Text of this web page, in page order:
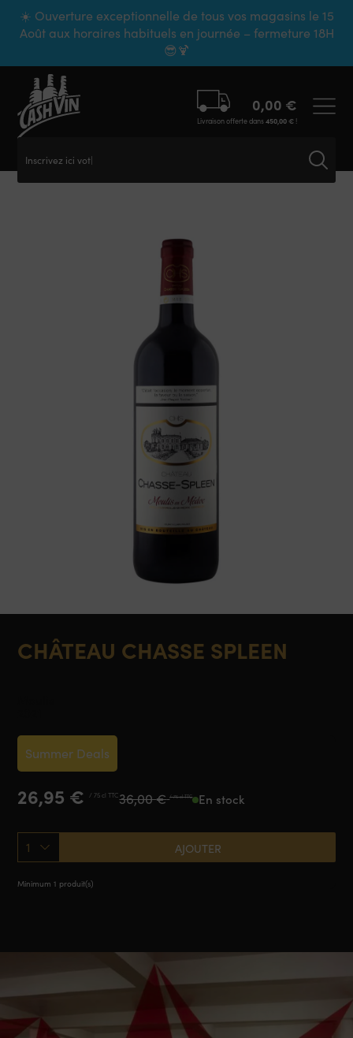
☀️ Ouverture exceptionnelle de tous vos magasins le 15
Août aux horaires habituels en journée – fermeture 18H
😎🍹
Inscrivez ici votre
0,00 €
Livraison offerte dans450,00 €!
CHÂTEAU CHASSE SPLEEN
36,00€ / 75 cl TTC
Le
prix
initial
était :
36,00 €.
26,95 € / 75 cl TTC
Le
prix
actuel
est :
26,95 €.
En stock
1 AJOUTER
Minimum 1 produit(s)
Summer Deals
Panneau de gestion des cookies